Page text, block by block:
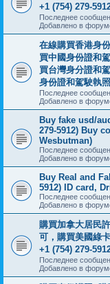
+1 (754) 279-
Последнее
Добавлено в
在線購買香港身
買中國身份證和
買台灣身分證和
身份證和駕駛執
Последнее
Добавлено в
Buy fake usd/
279-5912) Buy
Wesbutman)
Последнее
Добавлено в
Buy Real and
5912) ID card,
Последнее
Добавлено в
購買加拿大居民
可，購買美國綠
+1 (754) 279-
Последнее
Добавлено в